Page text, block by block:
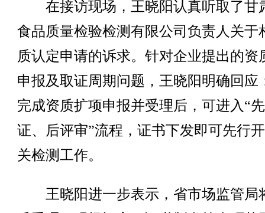
在接访现场，王晓阳认真听取了甘
食品质量检验检测有限公司负责人关于
质认定申请的诉求。针对企业提出的资
申报及取证周期问题，王晓阳明确回应
完成资质扩项申报并受理后，可进入“
证、后评审”流程，证书下发即可先行
关检测工作。
王晓阳进一步表示，省市场监管局